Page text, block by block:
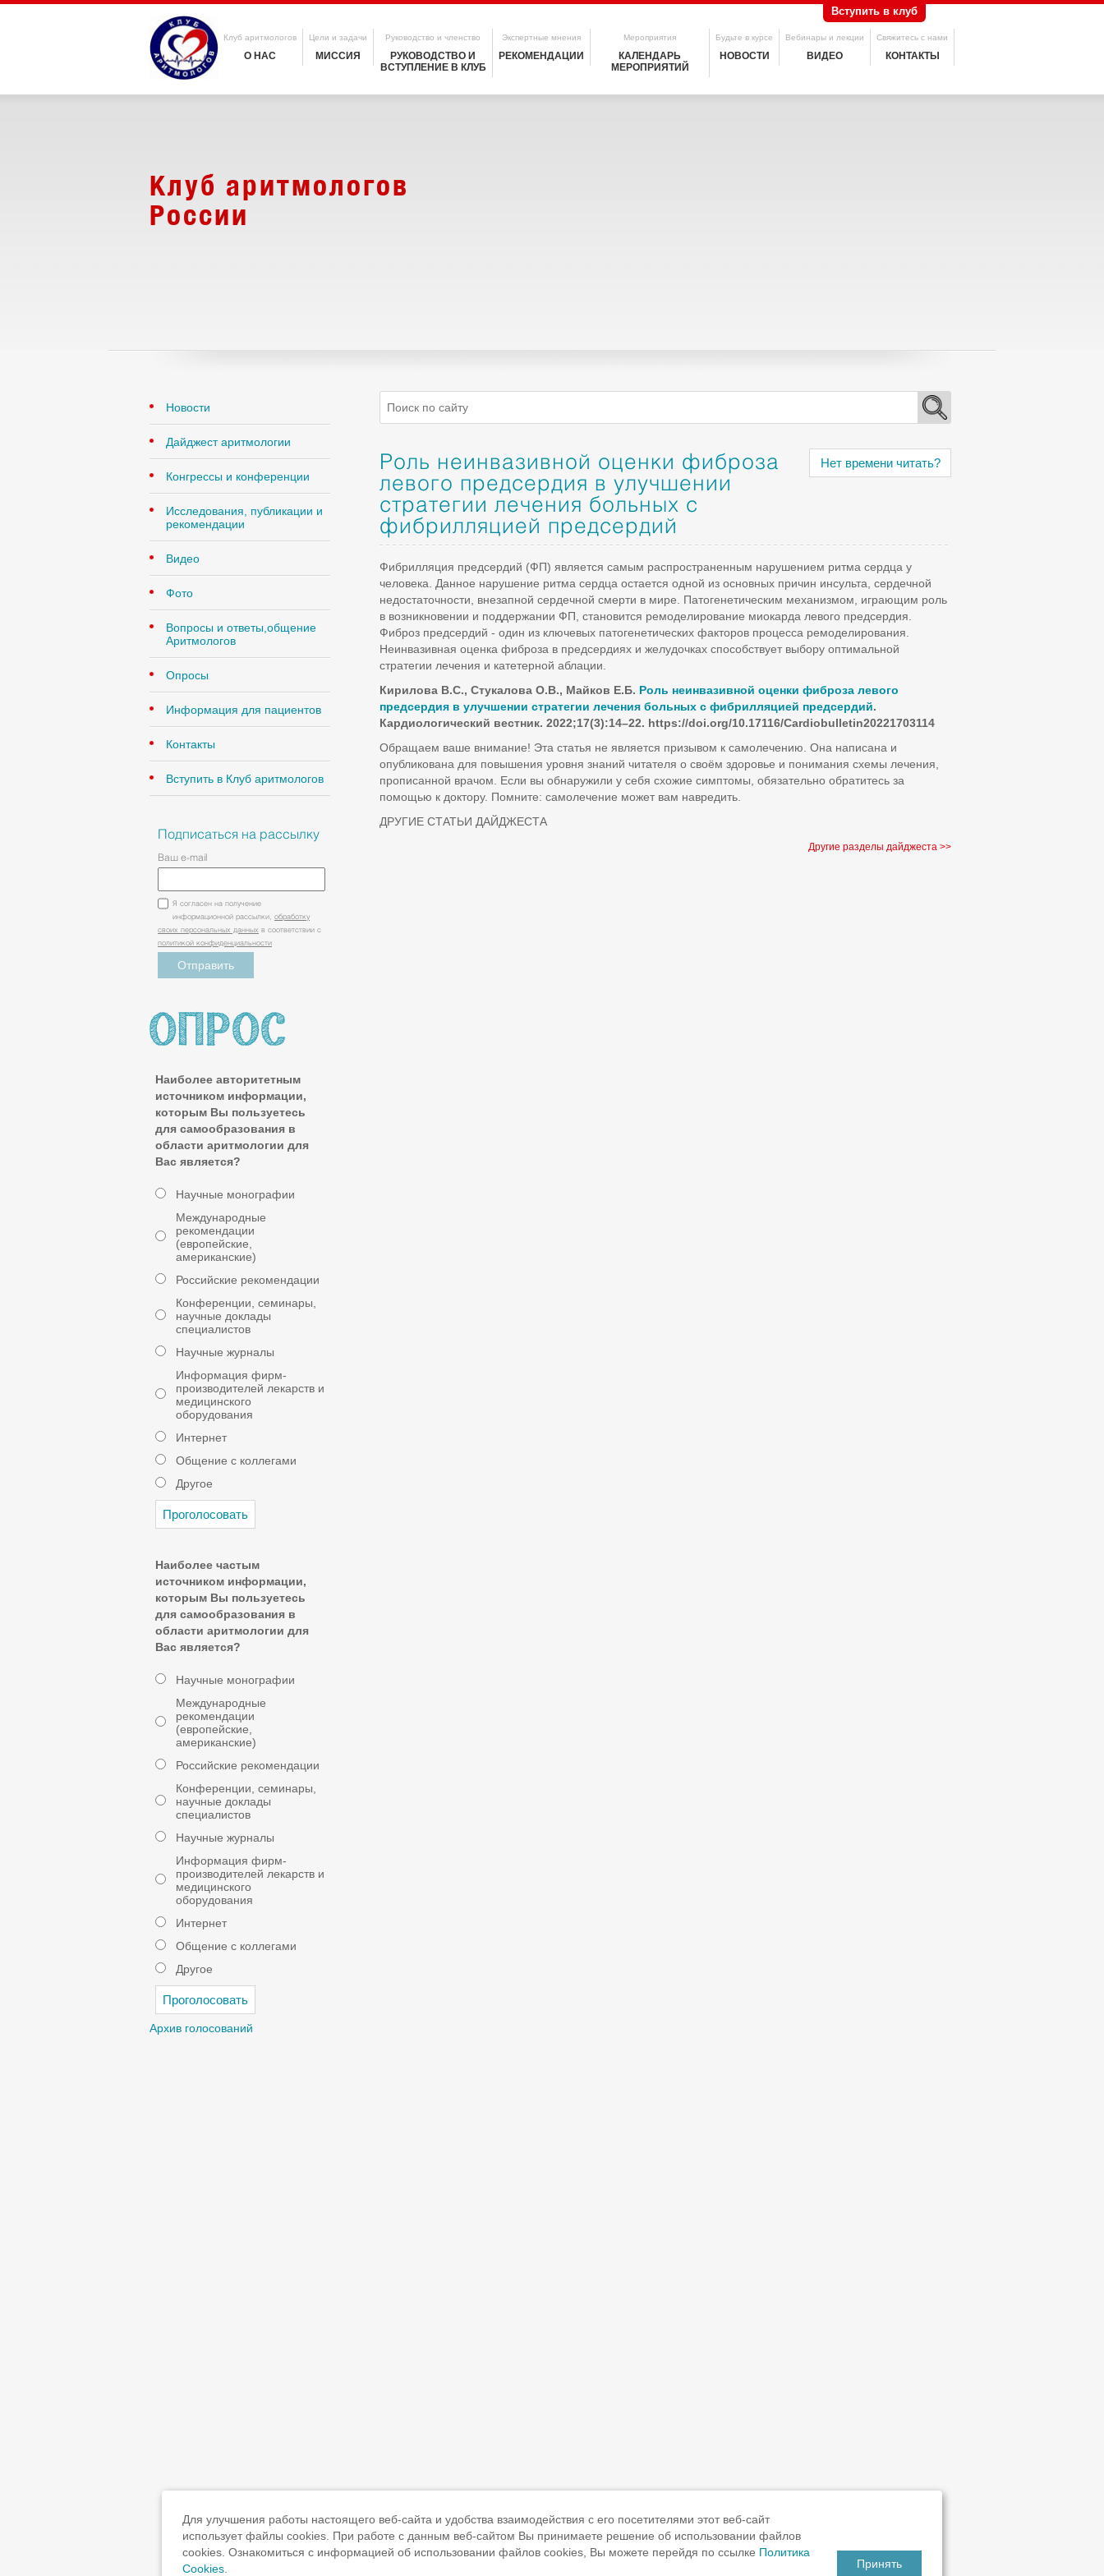
Клуб аритмологов
О НАС
Цели и задачи
МИССИЯ
Руководство и членство
РУКОВОДСТВО И
ВСТУПЛЕНИЕ В КЛУБ
Экспертные мнения
РЕКОМЕНДАЦИИ
Мероприятия
КАЛЕНДАРЬ
МЕРОПРИЯТИЙ
Будьте в курсе
НОВОСТИ
Вебинары и лекции
ВИДЕО
Свяжитесь с нами
КОНТАКТЫ
Вступить в клуб
Клуб аритмологов
России
Новости
Дайджест аритмологии
Конгрессы и конференции
Исследования, публикации и
рекомендации
Видео
Фото
Вопросы и ответы,общение
Аритмологов
Опросы
Информация для пациентов
Контакты
Вступить в Клуб аритмологов
Подписаться на рассылку
Ваш e-mail
Я согласен на получение
информационной рассылки, обработку
своих персональных данных
в соответствии с
политикой конфиденциальности
Наиболее авторитетным
источником информации,
которым Вы пользуетесь
для самообразования в
области аритмологии для
Вас является?
Научные монографии
Международные
рекомендации
(европейские,
американские)
Российские рекомендации
Конференции, семинары,
научные доклады
специалистов
Научные журналы
Информация фирм-
производителей лекарств и
медицинского
оборудования
Интернет
Общение с коллегами
Другое
Наиболее частым
источником информации,
которым Вы пользуетесь
для самообразования в
области аритмологии для
Вас является?
Научные монографии
Международные
рекомендации
(европейские,
американские)
Российские рекомендации
Конференции, семинары,
научные доклады
специалистов
Научные журналы
Информация фирм-
производителей лекарств и
медицинского
оборудования
Интернет
Общение с коллегами
Другое
Архив голосований
Роль неинвазивной оценки фиброза
левого предсердия в улучшении
стратегии лечения больных с
фибрилляцией предсердий
Нет времени читать?
Фибрилляция предсердий (ФП) является самым распространенным нарушением ритма сердца у
человека. Данное нарушение ритма сердца остается одной из основных причин инсульта, сердечной
недостаточности, внезапной сердечной смерти в мире. Патогенетическим механизмом, играющим роль
в возникновении и поддержании ФП, становится ремоделирование миокарда левого предсердия.
Фиброз предсердий - один из ключевых патогенетических факторов процесса ремоделирования.
Неинвазивная оценка фиброза в предсердиях и желудочках способствует выбору оптимальной
стратегии лечения и катетерной аблации.
Кирилова В.С., Стукалова О.В., Майков Е.Б. Роль неинвазивной оценки фиброза левого
предсердия в улучшении стратегии лечения больных с фибрилляцией предсердий.
Кардиологический вестник. 2022;17(3):14–22. https://doi.org/10.17116/Cardiobulletin20221703114
Обращаем ваше внимание! Эта статья не является призывом к самолечению. Она написана и
опубликована для повышения уровня знаний читателя о своём здоровье и понимания схемы лечения,
прописанной врачом. Если вы обнаружили у себя схожие симптомы, обязательно обратитесь за
помощью к доктору. Помните: самолечение может вам навредить.
ДРУГИЕ СТАТЬИ ДАЙДЖЕСТА
Другие разделы дайджеста >>
Для улучшения работы настоящего веб-сайта и удобства взаимодействия с его посетителями этот веб-сайт
использует файлы cookies. При работе с данным веб-сайтом Вы принимаете решение об использовании файлов
cookies. Ознакомиться с информацией об использовании файлов cookies, Вы можете перейдя по ссылке Политика
Cookies
Принять